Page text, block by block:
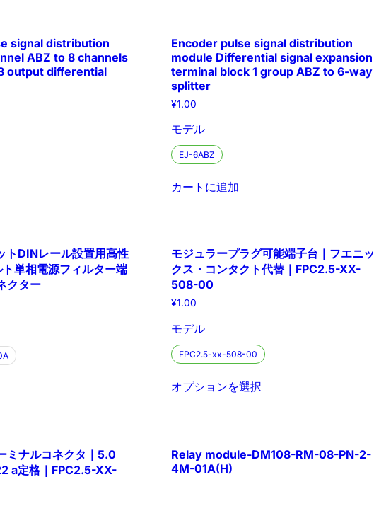
signal distribution
ABZ to 8 channels
output differential
Encoder pulse signal distribution
module Differential signal expansion
terminal block 1 group ABZ to 6-way
splitter
¥1.00
モデル
EJ-6ABZ
カートに追加
トDINレール設置用高性
単相電源フィルター端
クター
モジュラープラグ可能端子台｜フエニッ
クス・コンタクト代替｜FPC2.5-XX-
508-00
¥1.00
モデル
FPC2.5-xx-508-00
オプションを選択
ミナルコネクタ｜5.0
a定格｜FPC2.5-XX-
Relay module-DM108-RM-08-PN-2-
4M-01A(H)